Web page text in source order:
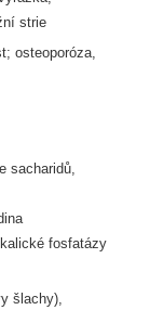
strie
osteoporóza,
sacharidů,
fosfatázy
šlachy),